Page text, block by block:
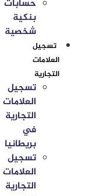
حسابات
بنكية
شخصية
تسجيل
العلامات
التجارية
تسجيل
العلامات
التجارية
في
بريطانيا
تسجيل
العلامات
التجارية